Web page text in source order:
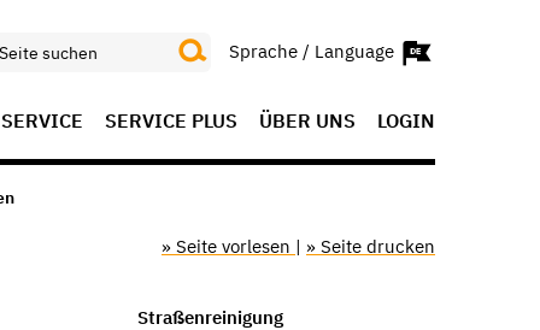
Sprache / Language
SERVICE SERVICE PLUS ÜBER UNS LOGIN
» Seite vorlesen | » Seite drucken
Straßenreinigung